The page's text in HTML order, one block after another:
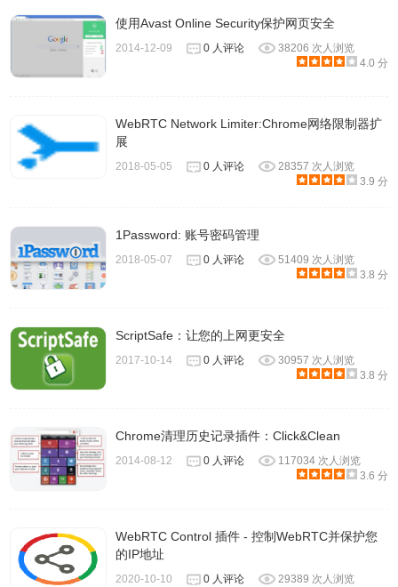
制到剪贴板中，为了展示加密的严肃性，CopyPaste.me 还
会倒计时清除已传输的内容并提示用户注意清空剪贴板。
7、如果在传输过程中一方离开了，就会出现下图，如果想要
的干扰，而产生泄漏的资讯安全问题。
使用Avast Online Security保护网页安全
2014-12-09 0 人评论
38206 次人浏览
4.0 分
WebRTC Network Limiter:Chrome网络限制器扩
展
2018-05-05 0 人评论
28357 次人浏览
3.9 分
1Password: 账号密码管理
2018-05-07 0 人评论
51409 次人浏览
3.8 分
ScriptSafe：让您的上网更安全
2017-10-14 0 人评论
30957 次人浏览
3.8 分
Chrome清理历史记录插件：Click&Clean
2014-08-12 0 人评论
117034 次人浏览
3.6 分
WebRTC Control 插件 - 控制WebRTC并保护您
的IP地址
2020-10-10 0 人评论
29389 次人浏览